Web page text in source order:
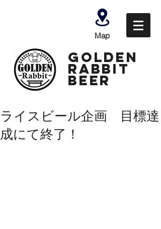
Map
GOLDEN
Rabbit
Beer
ライスビール企画 目標達
成にて終了！